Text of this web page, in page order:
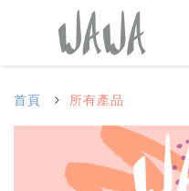
首頁 所有產品